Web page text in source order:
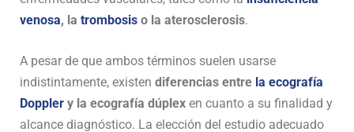
venosa, la trombosis o la aterosclerosis.
A pesar de que ambos términos suelen usarse
indistintamente, existen diferencias entre la ecografía
Doppler y la ecografía dúplex en cuanto a su finalidad y
alcance diagnóstico. La elección del estudio adecuado